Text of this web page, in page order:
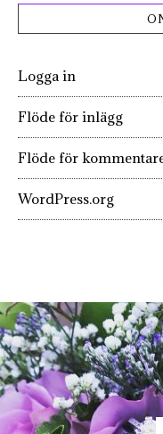
Logga in
Flöde för inlägg
Flöde för
WordPress.org